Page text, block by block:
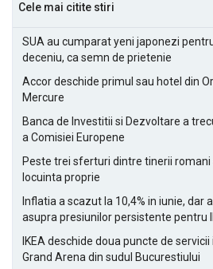
Cele mai citite stiri
SUA au cumparat yeni japonezi
deceniu, ca semn de prietenie
Accor deschide primul sau hotel din
Mercure
Banca de Investitii si Dezvoltare a
a Comisiei Europene
Peste trei sferturi dintre tinerii romani
locuinta proprie
Inflatia a scazut la 10,4% in iunie, dar
asupra presiunilor persistente pentru
IKEA deschide doua puncte de
Grand Arena din sudul Bucurestiului